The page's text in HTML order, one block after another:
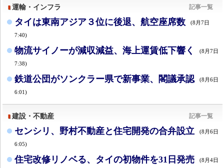
運輸・インフラ 記事一覧
タイは東南アジア３位に後退、航空座席数 (8月7日
7:40)
物流サイノーが減収減益、海上運賃低下響く (8月7日
7:38)
鉄道公団がソンクラー県で新事業、閣議承認 (8月6日
6:01)
建設・不動産 記事一覧
センシリ、野村不動産と住宅開発の合弁設立 (8月6日
6:05)
住宅改修リノベる、タイの初物件を31日発売 (8月4日